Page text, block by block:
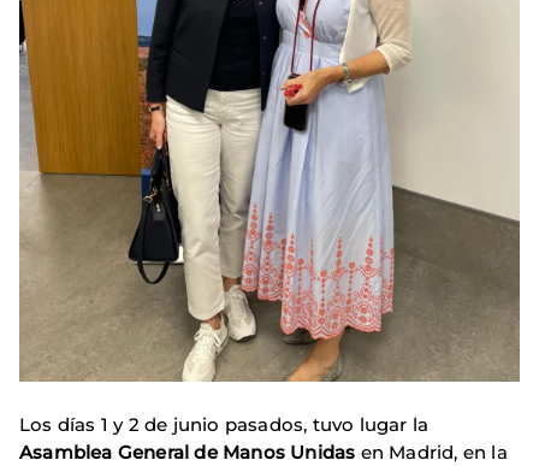
Los días 1 y 2 de junio pasados, tuvo lugar la
Asamblea General de Manos Unidas en Madrid, en la